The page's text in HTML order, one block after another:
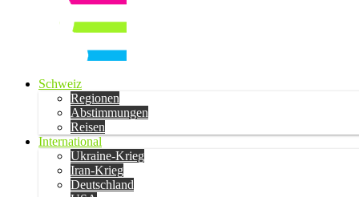
Schweiz
Regionen
Abstimmungen
Reisen
International
Ukraine-Krieg
Iran-Krieg
Deutschland